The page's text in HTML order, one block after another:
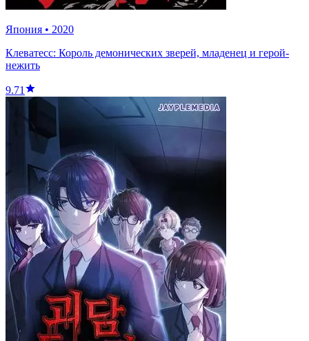
Япония • 2020
Клеватесс: Король демонических зверей, младенец и герой-
нежить
9.71